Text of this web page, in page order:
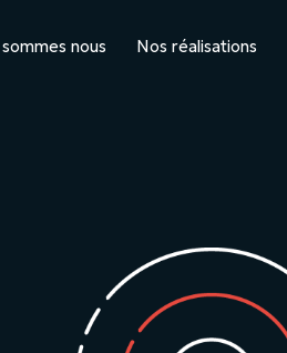
nous Nos réalisations